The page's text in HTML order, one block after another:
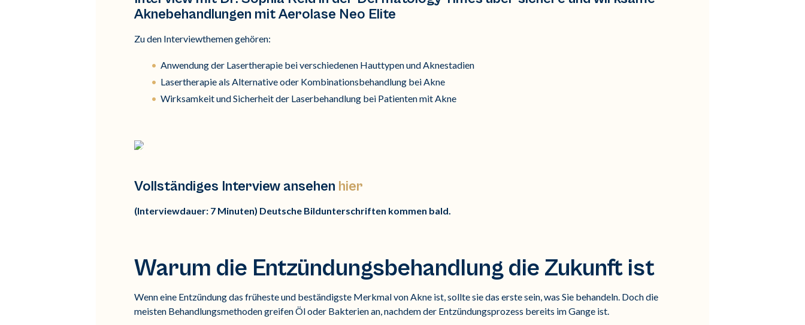
Aknebehandlungen mit Aerolase Neo Elite
Zu den Interviewthemen gehören:
Anwendung der Lasertherapie bei verschiedenen Hauttypen und Aknestadien
Lasertherapie als Alternative oder Kombinationsbehandlung bei Akne
Wirksamkeit und Sicherheit der Laserbehandlung bei Patienten mit Akne
Vollständiges Interview ansehen hier
(Interviewdauer: 7 Minuten) Deutsche Bildunterschriften kommen bald.
Warum die Entzündungsbehandlung die Zukunft ist
Wenn eine Entzündung das früheste und beständigste Merkmal von Akne ist, sollte sie das erste sein, was Sie behandeln. Doch die
meisten Behandlungsmethoden greifen Öl oder Bakterien an, nachdem der Entzündungsprozess bereits im Gange ist.